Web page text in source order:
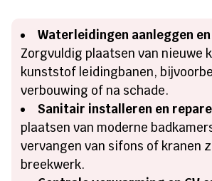
Waterleidingen aanleggen
Zorgvuldig plaatsen van nieuwe
kunststof leidingbanen,
verbouwing of na schade.
Sanitair installeren en
plaatsen van moderne
vervangen van sifons of kranen
breekwerk.